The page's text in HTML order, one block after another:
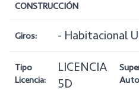
CONSTRUCCIÓN
Giros: - Habitacional
Tipo
Licencia:
LICENCIA
5D